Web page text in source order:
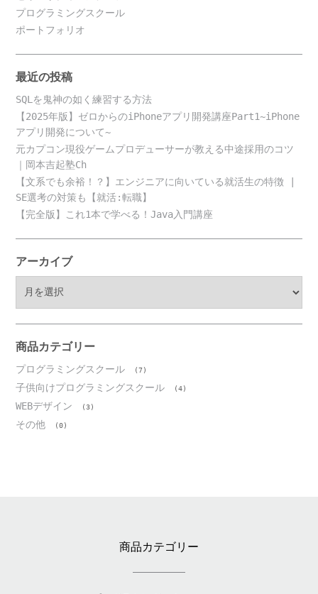
プログラミングスクール
ポートフォリオ
最近の投稿
SQLを鬼神の如く練習する方法
【2025年版】ゼロからのiPhoneアプリ開発講座Part1~iPhone
アプリ開発について~
元カプコン現役ゲームプロデューサーが教える中途採用のコツ
｜岡本吉起塾Ch
【文系でも余裕！？】エンジニアに向いている就活生の特徴 |
SE選考の対策も【就活:転職】
【完全版】これ1本で学べる！Java入門講座
アーカイブ
ブ
商品カテゴリー
プログラミングスクール (7)
子供向けプログラミングスクール (4)
WEBデザイン (3)
その他 (0)
商品カテゴリー